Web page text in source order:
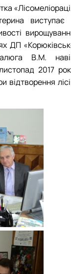
виступає
ДП
В.М.
2017
відтворення